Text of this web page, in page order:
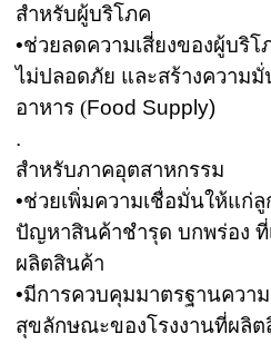
สำหรับผู้บริโภค
•ช่วยลดความเสี่ยงของผู้บริ
ไม่ปลอดภัย และสร้างความ
อาหาร (Food Supply)
.
สำหรับภาคอุตสาหกรรม
•ช่วยเพิ่มความเชื่อมั่นให้แก่ลู
ปัญหาสินค้าชำรุด บกพร่อง
ผลิตสินค้า
•มีการควบคุมมาตรฐานควา
สุขลักษณะของโรงงานที่ผลิต